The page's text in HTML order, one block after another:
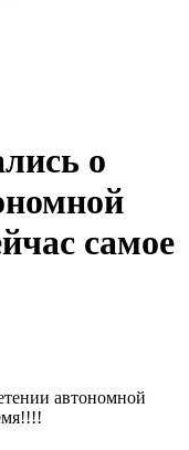
о
самое
автономной